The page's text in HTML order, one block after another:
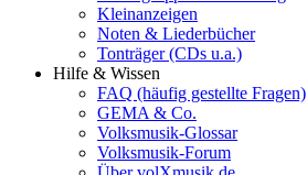
Kleinanzeigen
Noten & Liederbücher
Tonträger (CDs u.a.)
Hilfe & Wissen
FAQ (häufig gestellte Fragen)
GEMA & Co.
Volksmusik-Glossar
Volksmusik-Forum